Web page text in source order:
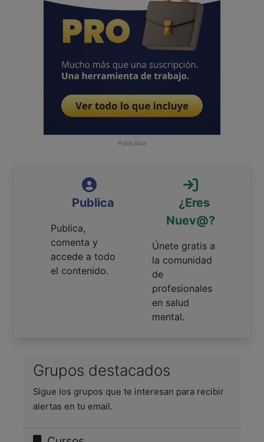
Publicidad
Publica
Publica,
comenta y
accede a todo
el contenido.
¿Eres
Nuev@?
Únete gratis a
la comunidad
de
profesionales
en salud
mental.
Grupos destacados
Sigue los grupos que te interesan para recibir
alertas en tu email.